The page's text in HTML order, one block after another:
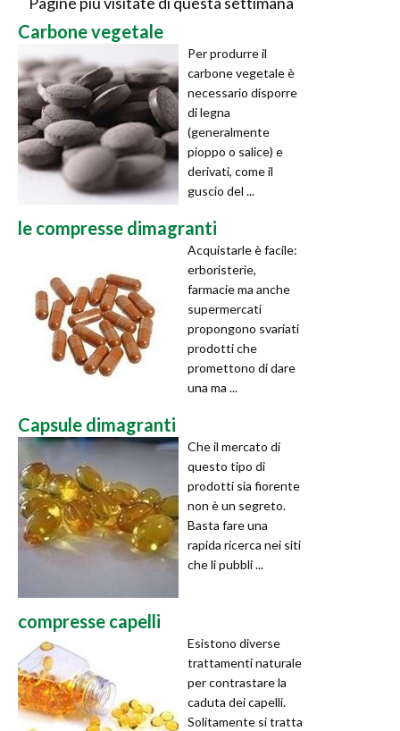
Carbone vegetale
Per produrre il
carbone vegetale è
necessario disporre
di legna
(generalmente
pioppo o salice) e
derivati, come il
guscio del ...
le compresse dimagranti
Acquistarle è facile:
erboristerie,
farmacie ma anche
supermercati
propongono svariati
prodotti che
promettono di dare
una ma ...
Capsule dimagranti
Che il mercato di
questo tipo di
prodotti sia fiorente
non è un segreto.
Basta fare una
rapida ricerca nei siti
che li pubbli ...
compresse capelli
Esistono diverse
trattamenti naturale
per contrastare la
caduta dei capelli.
Solitamente si tratta